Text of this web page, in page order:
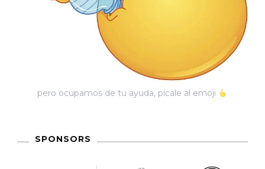
pero ocupamos de tu ayuda, pícale al emoji
SPONSORS